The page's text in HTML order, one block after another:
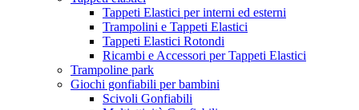
Tappeti Elastici per interni ed esterni
Trampolini e Tappeti Elastici
Tappeti Elastici Rotondi
Ricambi e Accessori per Tappeti Elastici
Trampoline park
Giochi gonfiabili per bambini
Scivoli Gonfiabili